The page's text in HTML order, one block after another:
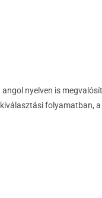
nyelven is
folyamatban,